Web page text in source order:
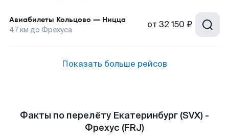
Авиабилеты Кольцово — Ницца
47км до Фрехуса от 32 150 ₽
Показать больше рейсов
Факты по перелёту Екатеринбург (SVX) -
Фрехус (FRJ)